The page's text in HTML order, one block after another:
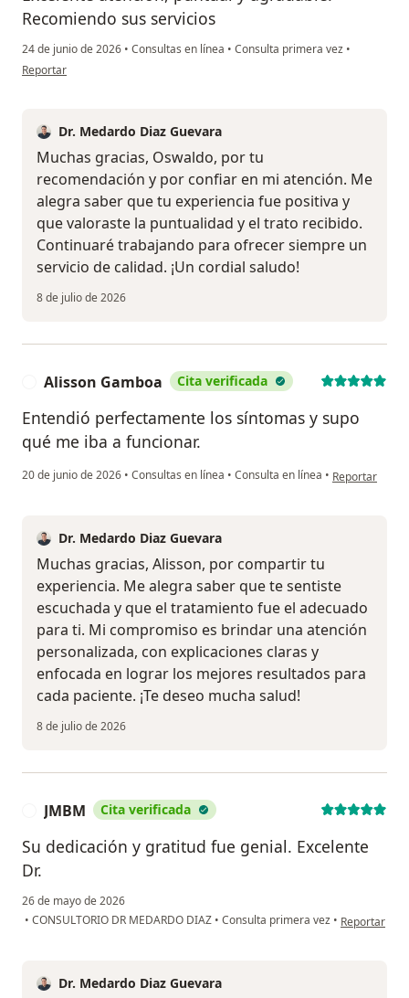
Recomiendo sus servicios
24 de junio de 2026 • Consultas en línea • Consulta primera vez •
en opinión del usuario Oswaldo
Reportar
Dr. Medardo Diaz Guevara
Muchas gracias, Oswaldo, por tu
recomendación y por confiar en mi atención. Me
alegra saber que tu experiencia fue positiva y
que valoraste la puntualidad y el trato recibido.
Continuaré trabajando para ofrecer siempre un
servicio de calidad. ¡Un cordial saludo!
8 de julio de 2026
Alisson Gamboa Cita verificada
Entendió perfectamente los síntomas y supo
qué me iba a funcionar.
20 de junio de 2026 • Consultas en línea • Consulta en línea • en opinión del
Reportar
Dr. Medardo Diaz Guevara
Muchas gracias, Alisson, por compartir tu
experiencia. Me alegra saber que te sentiste
escuchada y que el tratamiento fue el adecuado
para ti. Mi compromiso es brindar una atención
personalizada, con explicaciones claras y
enfocada en lograr los mejores resultados para
cada paciente. ¡Te deseo mucha salud!
8 de julio de 2026
JMBM Cita verificada
Su dedicación y gratitud fue genial. Excelente
Dr.
26 de mayo de 2026
• CONSULTORIO DR MEDARDO DIAZ • Consulta primera vez • en opinión
Reportar
Dr. Medardo Diaz Guevara